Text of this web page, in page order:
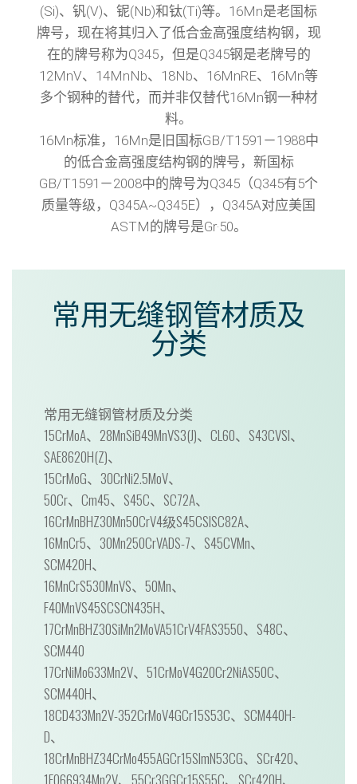
(Si)、钒(V)、铌(Nb)和钛(Ti)等。16Mn是老国标
牌号，现在将其归入了低合金高强度结构钢，现
在的牌号称为Q345，但是Q345钢是老牌号的
12MnV、14MnNb、18Nb、16MnRE、16Mn等
多个钢种的替代，而并非仅替代16Mn钢一种材
料。
16Mn标准，16Mn是旧国标GB/T1591－1988中
的低合金高强度结构钢的牌号，新国标
GB/T1591－2008中的牌号为Q345（Q345有5个
质量等级，Q345A~Q345E），Q345A对应美国
ASTM的牌号是Gr·50。
常用无缝钢管材质及
分类
常用无缝钢管材质及分类
15CrMoA、28MnSiB49MnVS3(J)、CL60、S43CVSl、
SAE8620H(Z)、
15CrMoG、30CrNi2.5MoV、
50Cr、Cm45、S45C、SC72A、
16CrMnBHZ30Mn50CrV4级S45CSlSC82A、
16MnCr5、30Mn250CrVADS-7、S45CVMn、
SCM420H、
16MnCrS530MnVS、50Mn、
F40MnVS45SCSCN435H、
17CrMnBHZ30SiMn2MoVA51CrV4FAS3550、S48C、
SCM440
17CrNiMo633Mn2V、51CrMoV4G20Cr2NiAS50C、
SCM440H、
18CD433Mn2V-352CrMoV4GCr15S53C、SCM440H-
D、
18CrMnBHZ34CrMo455AGCr15SImN53CG、SCr420、
1E066934Mn2V、55Cr3GGCr15S55C、SCr420H、